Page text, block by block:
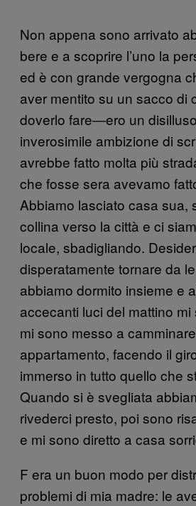
Non appena sono arrivato
bere e a scoprire l’uno la
ed è con grande vergogna
aver mentito su un sacco di
doverlo fare—ero un
inverosimile ambizione di
avrebbe fatto molta più
che fosse sera avevamo
Abbiamo lasciato casa sua,
collina verso la città e ci
locale, sbadigliando.
disperatamente tornare da
abbiamo dormito insieme e
accecanti luci del mattino
mi sono messo a
appartamento, facendo il
immerso in tutto quello che
Quando si è svegliata
rivederci presto, poi sono
e mi sono diretto a casa
F era un buon modo per
problemi di mia madre: le